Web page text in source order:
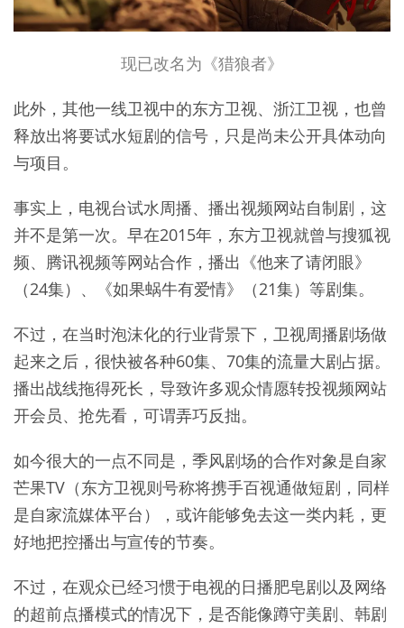
现已改名为《猎狼者》
此外，其他一线卫视中的东方卫视、浙江卫视，也曾
释放出将要试水短剧的信号，只是尚未公开具体动向
与项目。
事实上，电视台试水周播、播出视频网站自制剧，这
并不是第一次。早在2015年，东方卫视就曾与搜狐视
频、腾讯视频等网站合作，播出《他来了请闭眼》
（24集）、《如果蜗牛有爱情》（21集）等剧集。
不过，在当时泡沫化的行业背景下，卫视周播剧场做
起来之后，很快被各种60集、70集的流量大剧占据。
播出战线拖得死长，导致许多观众情愿转投视频网站
开会员、抢先看，可谓弄巧反拙。
如今很大的一点不同是，季风剧场的合作对象是自家
芒果TV（东方卫视则号称将携手百视通做短剧，同样
是自家流媒体平台），或许能够免去这一类内耗，更
好地把控播出与宣传的节奏。
不过，在观众已经习惯于电视的日播肥皂剧以及网络
的超前点播模式的情况下，是否能像蹲守美剧、韩剧